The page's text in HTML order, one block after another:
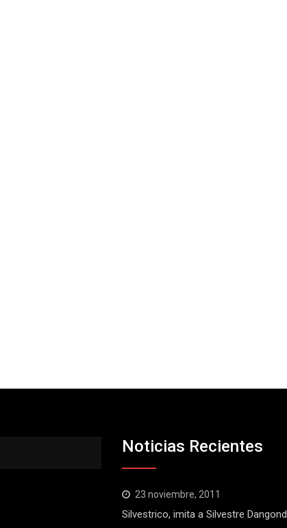
Noticias Recientes
23 noviembre, 2011
Silvestrico, imita a Silvestre Dangond